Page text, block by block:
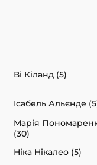
Ві Кіланд (5)
Ісабель Альєнде
Марія
(30)
Ніка Нікалео (5)